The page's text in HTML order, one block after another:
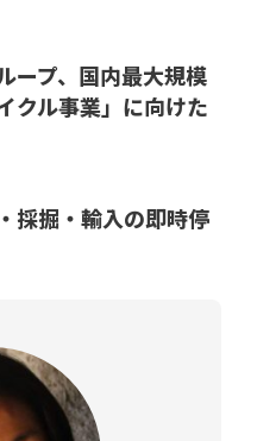
ープ、国内最大規模
クル事業」に向けた
採掘・輸入の即時停